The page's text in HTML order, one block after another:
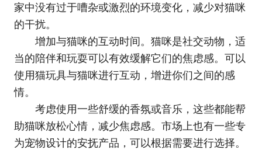
家中没有过于嘈杂或激烈的环境变化，减少对猫咪
的干扰。
增加与猫咪的互动时间。猫咪是社交动物，适
当的陪伴和玩耍可以有效缓解它们的焦虑感。可以
使用猫玩具与猫咪进行互动，增进你们之间的感
情。
考虑使用一些舒缓的香氛或音乐，这些都能帮
助猫咪放松心情，减少焦虑感。市场上也有一些专
为宠物设计的安抚产品，可以根据需要进行选择。